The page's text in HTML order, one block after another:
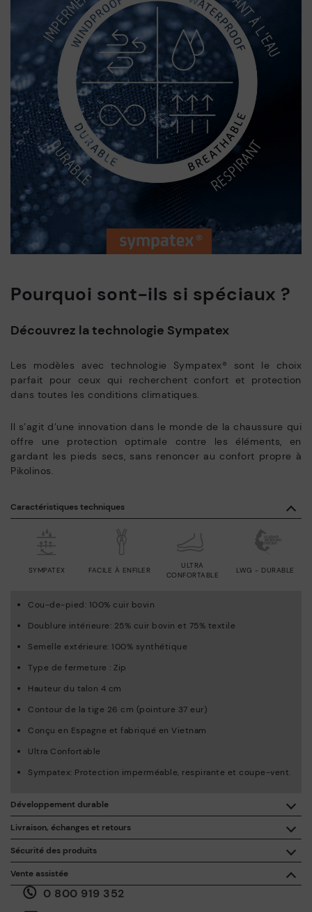
Pourquoi sont-ils si spéciaux ?
Découvrez la technologie Sympatex
Les modèles avec technologie Sympatex® sont le choix
parfait pour ceux qui recherchent confort et protection
dans toutes les conditions climatiques.
Il s’agit d’une innovation dans le monde de la chaussure qui
offre une protection optimale contre les éléments, en
gardant les pieds secs, sans renoncer au confort propre à
Pikolinos.
Vente assistée
0 800 919 352
Sécurité des produits
La sécurité de nos produits nous tient à cœur. La vôtre aussi.
C'est pourquoi nous avons créé un espace où vous pouvez nous
contacter en cas d'incident ou de question sur la sécurité du
Caractéristiques techniques
FACILE À ENFILER
ULTRA
CONFORTABLE
LWG - DURABLE
SYMPATEX
Cou-de-pied: 100% cuir bovin
Doublure intérieure: 25% cuir bovin et 75% textile
Semelle extérieure: 100% synthétique
Type de fermeture : Zip
Hauteur du talon 4 cm
Contour de la tige 26 cm (pointure 37 eur)
Conçu en Espagne et fabriqué en Vietnam
Ultra Confortable
Sympatex: Protection imperméable, respirante et coupe-vent.
Livraison, échanges et retours
Livraison gratuite à partir de 50 € d'achat.
30 jours pour les retours et les échanges*.
Développement durable
En achetant ce produit, vous soutenez une fabrication éco-
responsable du cuir via le Leather Working Group.
ISO 14006 Ecodesign: Notre collection inscrit la conception
de ces modèles sous le signe de l’étude des impacts
environnementaux au cours de tout le cycle de vie des